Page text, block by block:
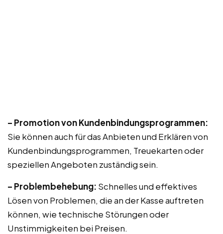
– Promotion von Kundenbindungsprogrammen:
Sie können auch für das Anbieten und Erklären von
Kundenbindungsprogrammen, Treuekarten oder
speziellen Angeboten zuständig sein.
– Problembehebung: Schnelles und effektives
Lösen von Problemen, die an der Kasse auftreten
können, wie technische Störungen oder
Unstimmigkeiten bei Preisen.